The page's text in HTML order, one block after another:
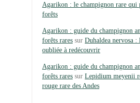
Agarikon : le champignon rare qui
forêts
Agarikon : guide du champignon
forêts rares sur Duhaldea nervosa :
oubliée à redécouvrir
Agarikon : guide du champignon
forêts rares sur Lepidium meyenii
rouge rare des Andes